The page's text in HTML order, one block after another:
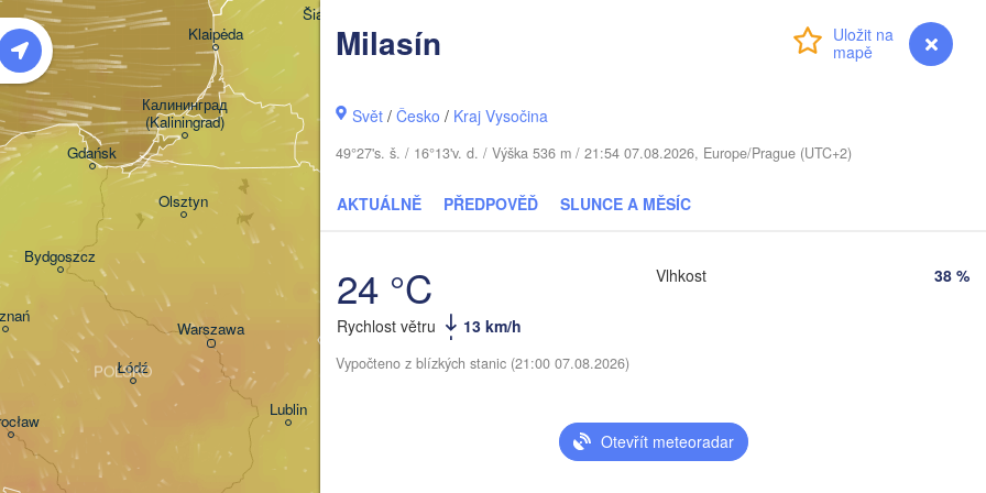
myVentusky Předpověď
Milasín
Svět /Česko / Kraj Vysočina
49°27's. š. / 16°13'v. d. / Výška 536 m / 21:54 07.08.2026, Europe/Prague (UTC+2)
AKTUÁLNĚ PŘEDPOVĚĎ SLUNCE A MĚSÍC
24 °C
Rychlost větru 13 km/h
Vlhkost 38 %
Vypočteno z blízkých stanic (21:00 07.08.2026)
Otevřít meteoradar
Warszawa
Łódź
Olsztyn
Klaipėda
Gdańsk
Калининград
(Kaliningrad)
Bydgoszcz
POLSKO
Šiauliai
Київ
(Minsk)
Vilnius
Пінск
(Pinsk)
(Hrodna)
(Mahilioŭ)
Lublin
Брэст
(Brest)
(Oryol)